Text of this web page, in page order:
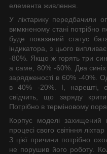
елемента живлення.
У ліхтарику передбачили
вимкненому стані потрібно
буде показаний статус
індикатора, з цього
-80%. Якщо ж горять три
а саме, 80% -60%. Два
зарядженості в 60% -40%.
в 40% -20%. І, нарешті,
свідчить, що заряду
Потрібно в терміновому
Корпус моделі захищений
процесі свого світіння
З цієї причини потрібно
не порушив його роботу.